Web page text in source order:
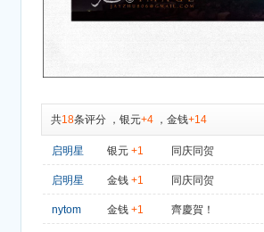
共18条评分 ， 银元+4 ， 金钱+14
启明星 银元 +1 同庆同贺
启明星 金钱 +1 同庆同贺
nytom 金钱 +1 齊慶賀！